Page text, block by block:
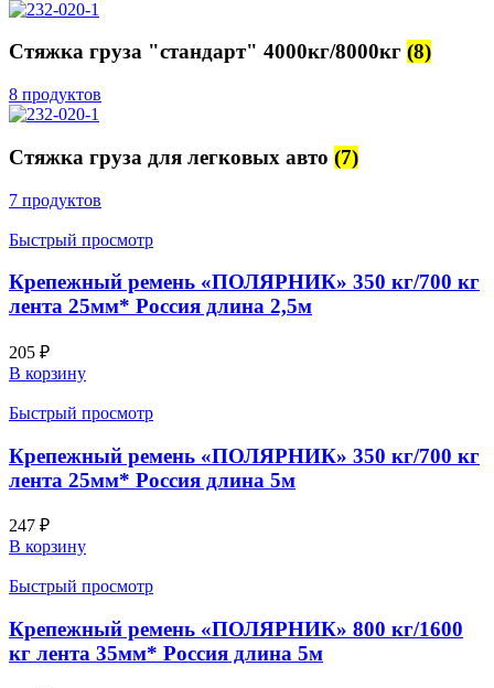
Стяжка груза "стандарт" 4000кг/8000кг (8)
8 продуктов
Стяжка груза для легковых авто (7)
7 продуктов
Быстрый просмотр
Крепежный ремень «ПОЛЯРНИК» 350 кг/700 кг
лента 25мм* Россия длина 2,5м
205 ₽
В корзину
Быстрый просмотр
Крепежный ремень «ПОЛЯРНИК» 350 кг/700 кг
лента 25мм* Россия длина 5м
247 ₽
В корзину
Быстрый просмотр
Крепежный ремень «ПОЛЯРНИК» 800 кг/1600
кг лента 35мм* Россия длина 5м